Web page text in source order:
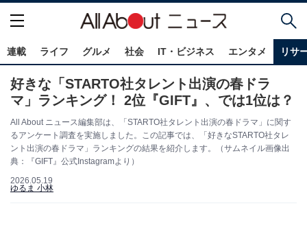
連載 ライフ グルメ 社会 IT・ビジネス エンタメ リサ
好きな「STARTO社タレント出演の春ドラ
マ」ランキング！ 2位『GIFT』、では1位は？
All About ニュース編集部は、「STARTO社タレント出演の春ドラマ」に関す
るアンケート調査を実施しました。この記事では、「好きなSTARTO社タレ
ント出演の春ドラマ」ランキングの結果を紹介します。（サムネイル画像出
典：『GIFT』公式Instagramより）
2026.05.19
ゆるま 小林